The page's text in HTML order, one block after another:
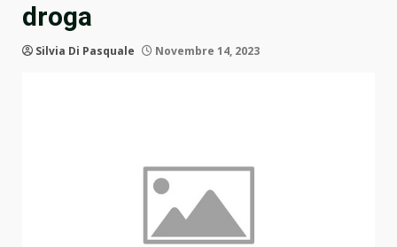
droga
Silvia Di Pasquale Novembre 14, 2023